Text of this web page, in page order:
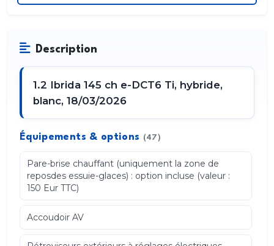
Description
1.2 Ibrida 145 ch e-DCT6 Ti, hybride,
blanc, 18/03/2026
Équipements & options (47)
Pare-brise chauffant (uniquement la zone de
reposdes essuie-glaces) : option incluse (valeur :
150 Eur TTC)
Accoudoir AV